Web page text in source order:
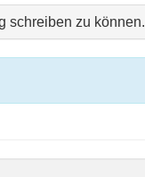
schreiben zu können.